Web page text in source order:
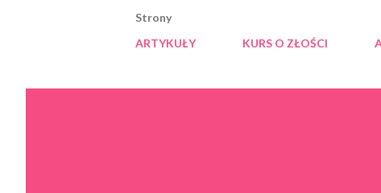
Strony
ARTYKUŁY
KURS O ZŁOŚCI